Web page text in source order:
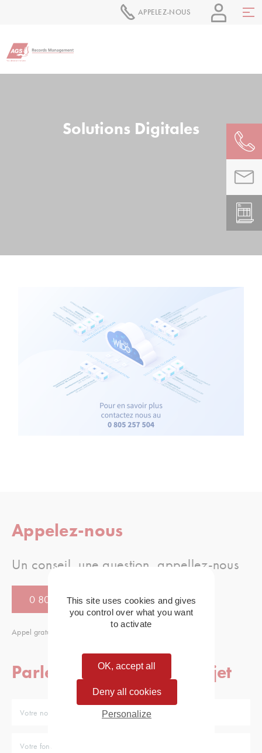
APPELEZ-NOUS
Solutions Digitales
Appelez-nous
Un conseil, une question, appellez-nous
0 805 080 886
Appel gratuit
Parlez-nous de votre projet
This site uses cookies and gives
you control over what you want
to activate
OK, accept all
Deny all cookies
Personalize